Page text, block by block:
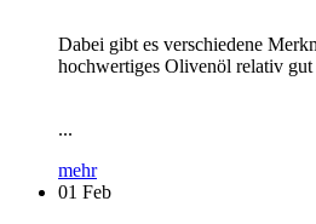
Dabei gibt es verschiedene
hochwertiges Olivenöl relativ gut
...
mehr
01 Feb